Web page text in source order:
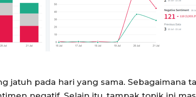
jatuh pada hari yang sama. Sebagaimana